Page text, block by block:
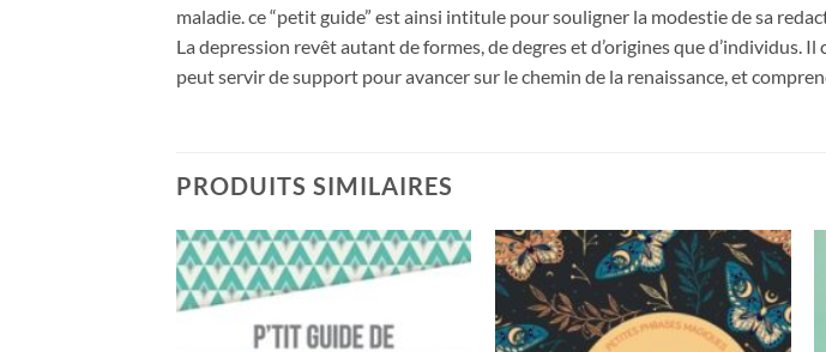
maladie. ce “petit guide” est ainsi intitule pour souligner la modestie de sa
La depression revêt autant de formes, de degres et d’origines que
peut servir de support pour avancer sur le chemin de la renaissance, et
PRODUITS SIMILAIRES